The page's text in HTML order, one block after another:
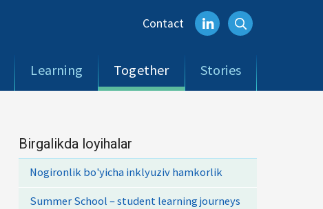
Contact
Learning Together Stories
Birgalikda loyihalar
Nogironlik bo'yicha inklyuziv hamkorlik
Summer School – student learning journeys